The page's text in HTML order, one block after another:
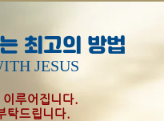
최고의 방법
JESUS
루어집니다.
탁드립니다.